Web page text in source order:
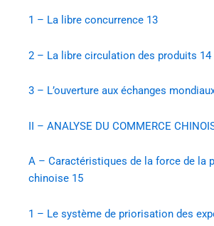
1 – La libre concurrence 13
2 – La libre circulation des produits 14
3 – L’ouverture aux échanges
II – ANALYSE DU COMMERCE
A – Caractéristiques de la force de la
chinoise 15
1 – Le système de priorisation des